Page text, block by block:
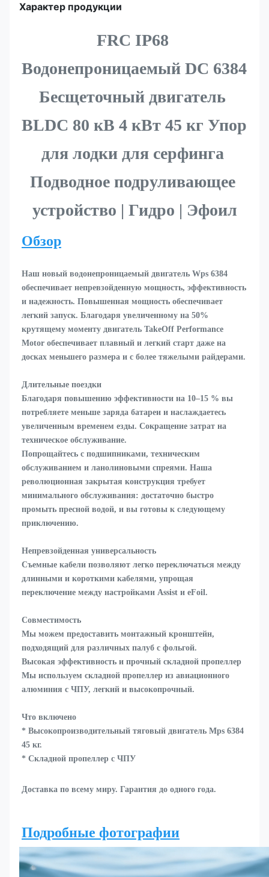
Характер продукции
FRC IP68
Водонепроницаемый DC 6384
Бесщеточный двигатель
BLDC 80 кВ 4 кВт 45 кг Упор
для лодки для серфинга
Подводное подруливающее
устройство | Гидро | Эфоил
Обзор
Наш новый водонепроницаемый двигатель Wps 6384
обеспечивает непревзойденную мощность, эффективность
и надежность. Повышенная мощность обеспечивает
легкий запуск. Благодаря увеличенному на 50%
крутящему моменту двигатель TakeOff Performance
Motor обеспечивает плавный и легкий старт даже на
досках меньшего размера и с более тяжелыми райдерами.
Длительные поездки
Благодаря повышению эффективности на 10–15 % вы
потребляете меньше заряда батареи и наслаждаетесь
увеличенным временем езды. Сокращение затрат на
техническое обслуживание.
Попрощайтесь с подшипниками, техническим
обслуживанием и ланолиновыми спреями. Наша
революционная закрытая конструкция требует
минимального обслуживания: достаточно быстро
промыть пресной водой, и вы готовы к следующему
приключению.
Непревзойденная универсальность
Съемные кабели позволяют легко переключаться между
длинными и короткими кабелями, упрощая
переключение между настройками Assist и eFoil.
Совместимость
Мы можем предоставить монтажный кронштейн,
подходящий для различных палуб с фольгой.
Высокая эффективность и прочный складной пропеллер
Мы используем складной пропеллер из авиационного
алюминия с ЧПУ, легкий и высокопрочный.
Что включено
* Высокопроизводительный тяговый двигатель Mps 6384
45 кг.
* Складной пропеллер с ЧПУ
Доставка по всему миру. Гарантия до одного года.
Подробные фотографии